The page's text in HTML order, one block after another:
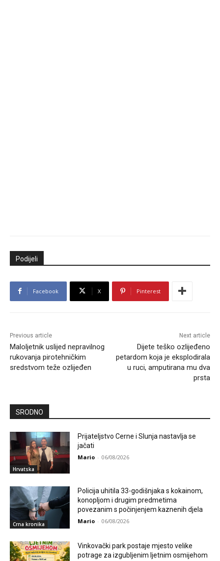
Podijeli
Facebook X Pinterest
Previous article
Maloljetnik uslijed nepravilnog
rukovanja pirotehničkim
sredstvom teže ozlijeđen
Next article
Dijete teško ozlijeđeno
petardom koja je eksplodirala
u ruci, amputirana mu dva
prsta
SRODNO
Hrvatska
Prijateljstvo Cerne i Slunja nastavlja se
jačati
Mario - 06/08/2026
Crna kronika
Policija uhitila 33-godišnjaka s kokainom,
konopljom i drugim predmetima
povezanim s počinjenjem kaznenih djela
Mario - 06/08/2026
Vinkovački park postaje mjesto velike
potrage za izgubljenim ljetnim osmijehom